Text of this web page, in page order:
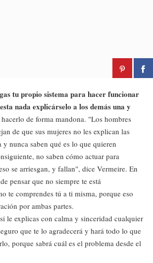
tu propio sistema para hacer funcionar
nada explicárselo a los demás una y
de forma mandona. "Los hombres
de que sus mujeres no les explican las
y nunca saben qué es lo que quieren
no saben cómo actuar para
se arriesgan, y fallan", dice Vermeire. En
pensar que no siempre te está
te comprendes tú a ti misma, porque eso
por ambas partes.
le explicas con calma y sinceridad cualquier
que te lo agradecerá y hará todo lo que
porque sabrá cuál es el problema desde el